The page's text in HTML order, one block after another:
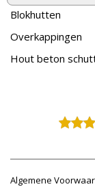
Blokhutten
Overkappingen
Hout beton
Algemene